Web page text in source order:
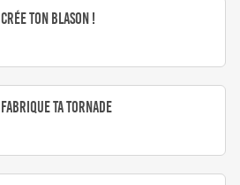
Crée ton blason !
Fabrique ta tornade